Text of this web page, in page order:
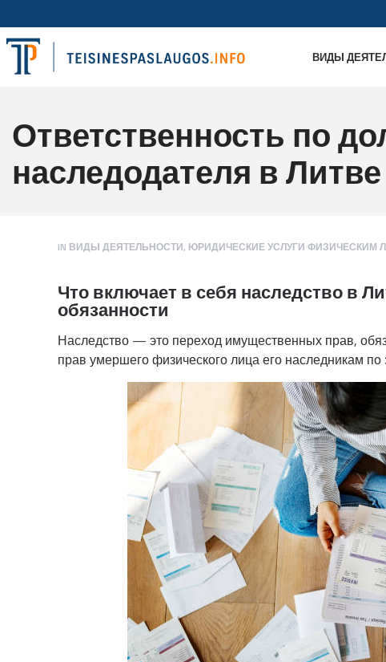
ВИДЫ
Ответственность по
наследодателя в Литве
IN ВИДЫ ДЕЯТЕЛЬНОСТИ, ЮРИДИЧЕСКИЕ УСЛУГИ ФИЗИЧЕСКИМ
Что включает в себя наследство в
обязанности
Наследство — это переход имущественных прав,
прав умершего физического лица его наследникам